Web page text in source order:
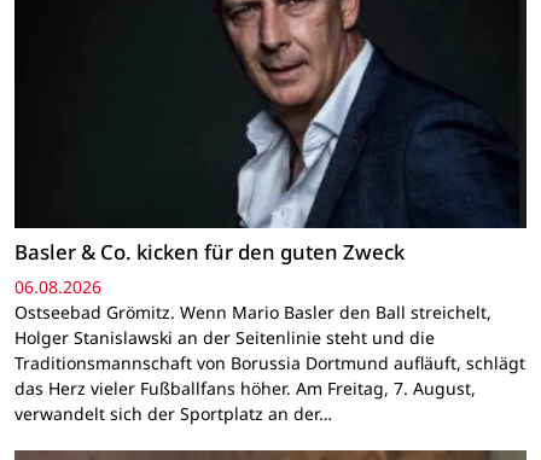
Basler & Co. kicken für den guten Zweck
06.08.2026
Ostseebad Grömitz. Wenn Mario Basler den Ball streichelt,
Holger Stanislawski an der Seitenlinie steht und die
Traditionsmannschaft von Borussia Dortmund aufläuft, schlägt
das Herz vieler Fußballfans höher. Am Freitag, 7. August,
verwandelt sich der Sportplatz an der…